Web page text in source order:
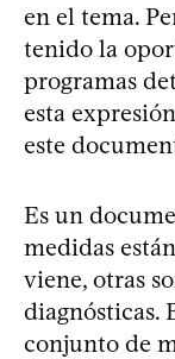
en el tema.
tenido la
programas
esta
este
Es un
medidas
viene, otras
diagnósticas.
conjunto de